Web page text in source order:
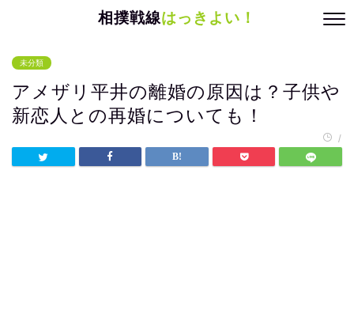
相撲戦線はっきよい！
未分類
アメザリ平井の離婚の原因は？子供や
新恋人との再婚についても！
/